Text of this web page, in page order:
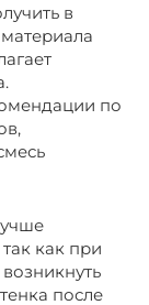
в
по
как при
после